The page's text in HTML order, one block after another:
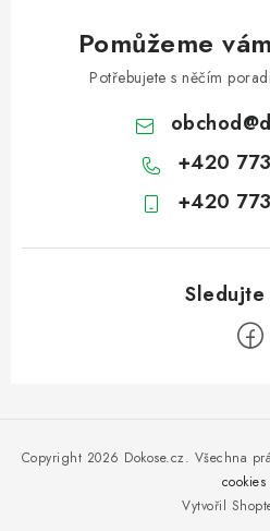
Pomůžeme
Potřebujete s něčím
obchod@
+420
+420
Vytvořil
Copyright 2026 Dokose.cz. Všechna
cookies